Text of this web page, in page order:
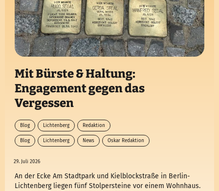
Mit Bürste & Haltung:
Engagement gegen das
Vergessen
Blog Lichtenberg Redaktion
Blog Lichtenberg News Oskar Redaktion
29. Juli 2026
An der Ecke Am Stadtpark und Kielblockstraße in Berlin-
Lichtenberg liegen fünf Stolpersteine vor einem Wohnhaus.